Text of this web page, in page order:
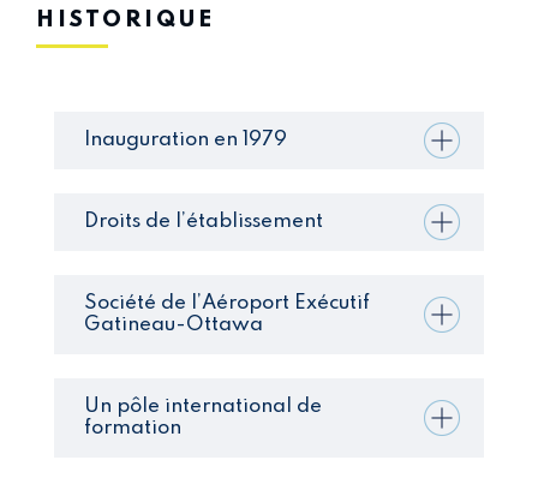
HISTORIQUE
Inauguration en 1979
Droits de l’établissement
Société de l’Aéroport Exécutif
Gatineau-Ottawa
Un pôle international de
formation